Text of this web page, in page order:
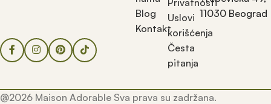
Blog
Kontakt
Privatnosti
Uslovi
korišćenja
Česta
pitanja
11030 Beograd
@2026 Maison Adorable Sva prava su zadržana.